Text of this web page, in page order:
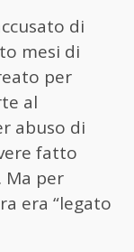
di
mesi di
per
al
abuso di
fatto
Ma per
era “legato